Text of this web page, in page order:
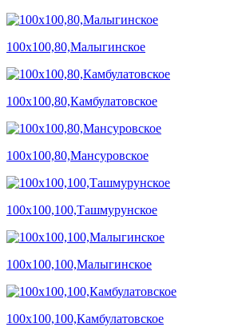
100х100,80,Малыгинское
100х100,80,Камбулатовское
100х100,80,Мансуровское
100х100,100,Ташмурунское
100х100,100,Малыгинское
100х100,100,Камбулатовское